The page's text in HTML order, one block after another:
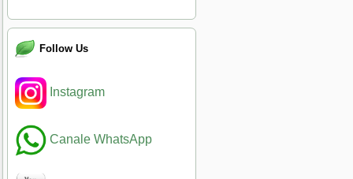
Follow Us
Instagram
Canale WhatsApp